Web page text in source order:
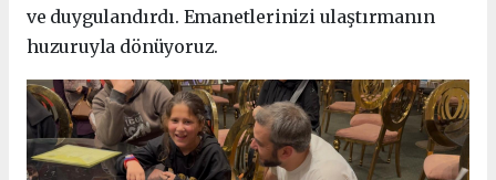
ve duygulandırdı. Emanetlerinizi ulaştırmanın
huzuruyla dönüyoruz.